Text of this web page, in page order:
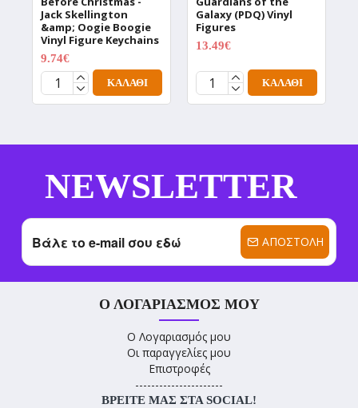
Jack Skellington
&amp; Oogie Boogie
Vinyl Figure Keychains
9.74€
ΚΑΛΆΘΙ
Galaxy (PDQ) Vinyl
Figures
13.49€
ΚΑΛΆΘΙ
NEWSLETTER
ΑΠΟΣΤΟΛΉ
Ο ΛΟΓΑΡΙΑΣΜΌΣ ΜΟΥ
Ο Λογαριασμός μου
Οι παραγγελίες μου
Επιστροφές
----------------------
ΒΡΕΊΤΕ ΜΑΣ ΣΤΑ SOCIAL!